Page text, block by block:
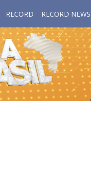
RECORD RECORD NEWS